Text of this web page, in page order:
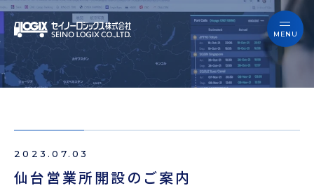
セイノーロジックスを知る
サービス
お役立ちブログ
よくあるご質問
セイノーロジックスを知る
事例
2023.07.03
仙台営業所開設のご案内